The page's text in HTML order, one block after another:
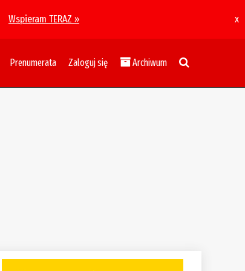
Wspieram TERAZ » x
Prenumerata Zaloguj się Archiwum